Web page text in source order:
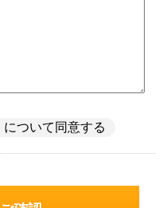
について同意する